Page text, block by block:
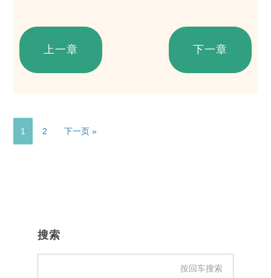
上一章 下一章
页
面
1
页
2
前
下一页 »
搜索